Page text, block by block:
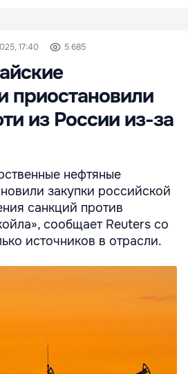
17:40 5 685
приостановили
из России из-за
нефтяные
закупки российской
санкций против
сообщает Reuters со
источников в отрасли.